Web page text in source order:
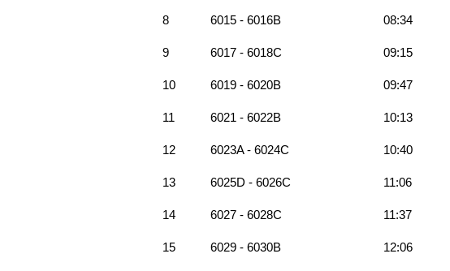
8 6015 - 6016B 08:34
9 6017 - 6018C 09:15
10 6019 - 6020B 09:47
11 6021 - 6022B 10:13
12 6023A - 6024C 10:40
13 6025D - 6026C 11:06
14 6027 - 6028C 11:37
15 6029 - 6030B 12:06